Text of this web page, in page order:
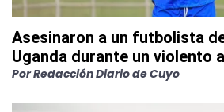
Asesinaron a un futbolista
Uganda durante un violento
PorRedacción Diario de Cuyo